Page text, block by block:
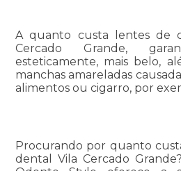
A quanto custa lentes de
Cercado Grande,
esteticamente, mais belo,
manchas amareladas
alimentos ou cigarro, por
Procurando por quanto
dental Vila Cercado